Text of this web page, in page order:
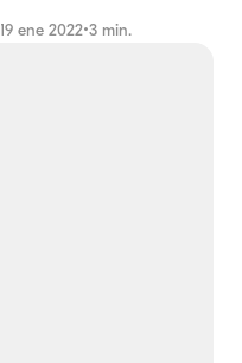
19 ene 2022•3 min.